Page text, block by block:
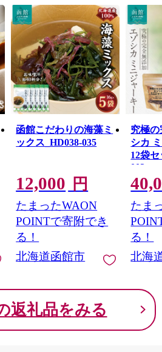
。
、「景観・街並み」、「食」を
源を磨き上げることで、まちの
と考えています。
函館こだわりの海藻ミ
ックス_HD038-035
12,000 円
たまったWAON
POINTで寄附でき
る！
北海道函館市
究極
シカ
12袋
003
たま
る！
北海
返礼品をみる